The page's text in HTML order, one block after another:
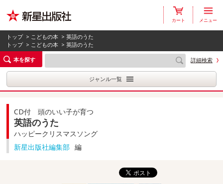
カート メニュー
トップ > こどもの本 > 英語のうた
トップ > こどもの本 > 英語のうた
本を探す
詳細検索
ジャンル一覧
CD付 頭のいい子が育つ
英語のうた
ハッピークリスマスソング
新星出版社編集部 編